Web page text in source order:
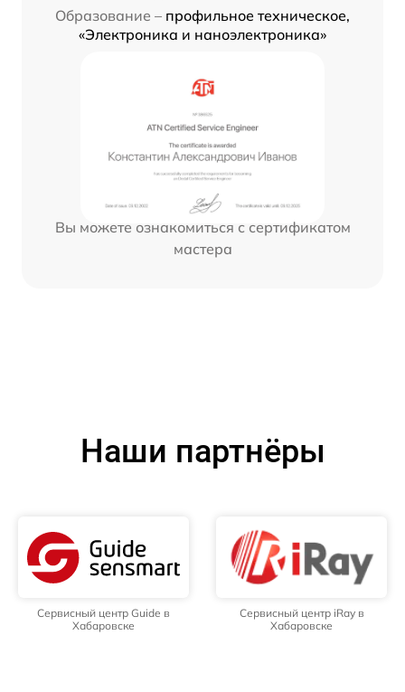
Образование – профильное техническое,
«Электроника и наноэлектроника»
Вы можете ознакомиться с сертификатом
мастера
Наши партнёры
Сервисный центр Guide в
Хабаровске
Сервисный центр iRay в
Хабаровске